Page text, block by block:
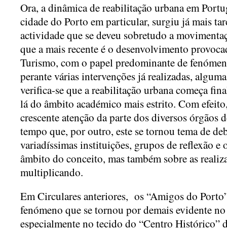
Ora, a dinâmica de reabilitação urbana em
cidade do Porto em particular, surgiu já mais
actividade que se deveu sobretudo a
que a mais recente é o desenvolvimento
Turismo, com o papel predominante de
perante várias intervenções já realizadas,
verifica-se que a reabilitação urbana começa
lá do âmbito académico mais estrito. Com
crescente atenção da parte dos diversos órgãos
tempo que, por outro, este se tornou tema de
variadíssimas instituições, grupos de reflexão e
âmbito do conceito, mas também sobre as
multiplicando.
Em Circulares anteriores, os “Amigos do
fenómeno que se tornou por demais evidente
especialmente no tecido do “Centro Histórico”